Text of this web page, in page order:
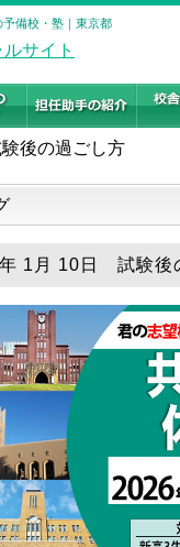
備校・塾｜東京都
後の過ごし方
1月 10日 試験後